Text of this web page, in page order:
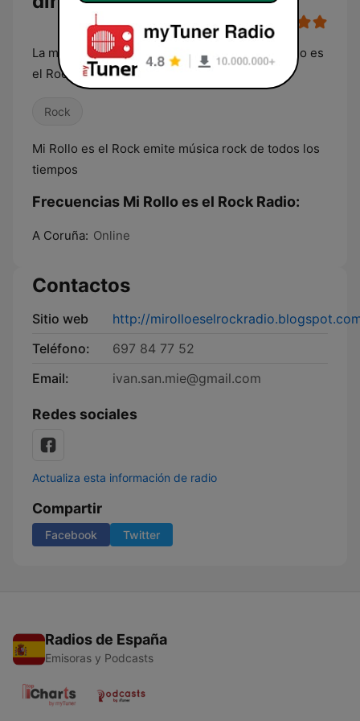
La mejor música Rock la encontraras en Mi Rollo es
el Rock Radio
Rock
Mi Rollo es el Rock emite música rock de todos los
tiempos
Frecuencias Mi Rollo es el Rock Radio:
A Coruña: Online
Contactos
Sitio web
http://
Teléfono:
697 84 77 52
Email:
ivan.san.mie@gmail.com
Redes sociales
Actualiza esta información de radio
Compartir
Facebook Twitter
Radios de España
Emisoras y Podcasts